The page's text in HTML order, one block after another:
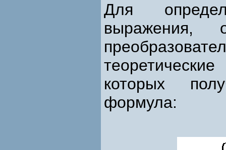
Для
выражения,
которых
формула: